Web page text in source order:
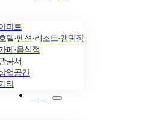
파트
텔·펜션·리조트·캠핑장
페·음식점
공서
업공간
타